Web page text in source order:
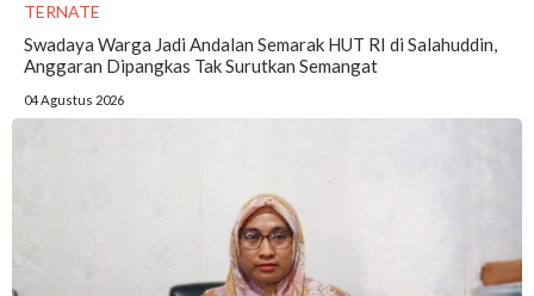
TERNATE
Swadaya Warga Jadi Andalan Semarak HUT RI di Salahuddin,
Anggaran Dipangkas Tak Surutkan Semangat
04 Agustus 2026